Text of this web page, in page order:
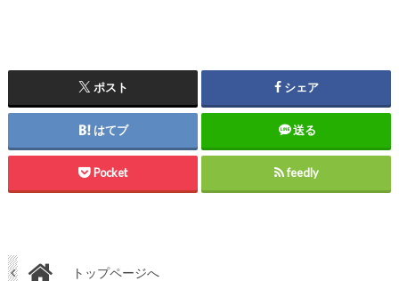
ポスト シェア
はてブ 送る
Pocket feedly
トップページへ